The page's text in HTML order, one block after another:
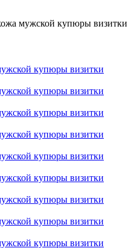
мужской купюры визитки